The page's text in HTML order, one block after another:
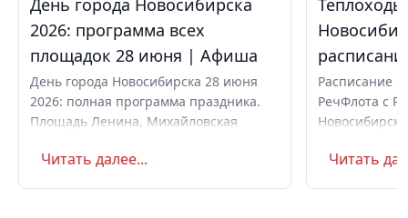
День города Новосибирска
2026: программа всех
площадок 28 июня | Афиша
День города Новосибирска 28 июня
2026: полная программа праздника.
Площадь Ленина, Михайловская
концерт с Айвазовским Оркестром и
Читать далее...
Расписание
РечФлота с
вечер. Как
Читать